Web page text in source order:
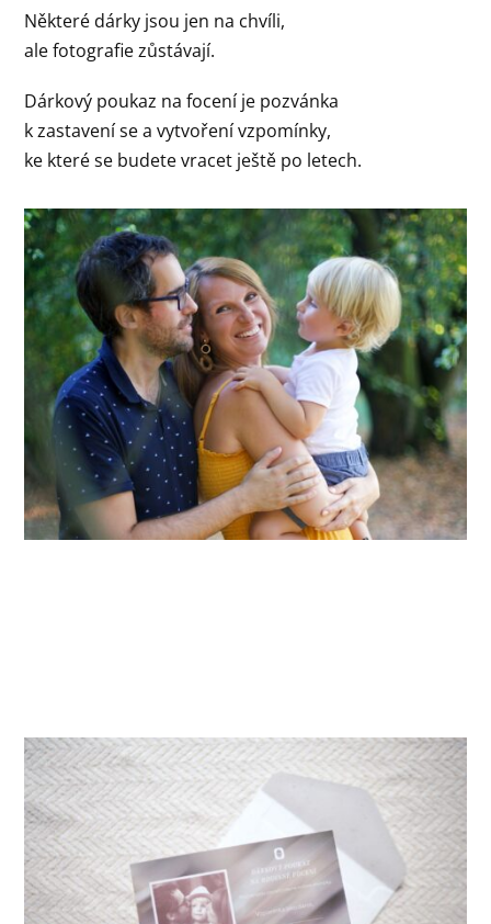
Některé dárky jsou jen na chvíli,
ale fotografie zůstávají.
Dárkový poukaz na focení je pozvánka
k zastavení se a vytvoření vzpomínky,
ke které se budete vracet ještě po letech.